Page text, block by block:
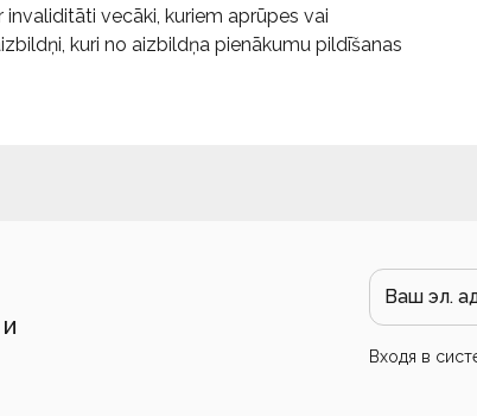
vecāki, kuriem aprūpes vai
kuri no aizbildņa pienākumu pildīšanas
Входя в